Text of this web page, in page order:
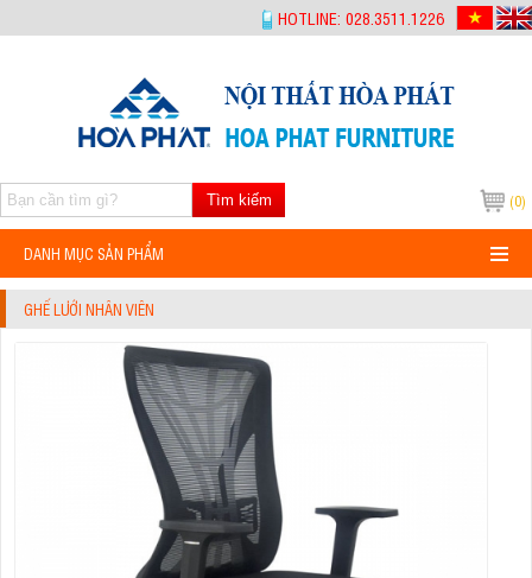
HOTLINE: 028.3511.1226
(0)
Tìm kiếm
DANH MỤC SẢN PHẨM
GHẾ LƯỚI NHÂN VIÊN